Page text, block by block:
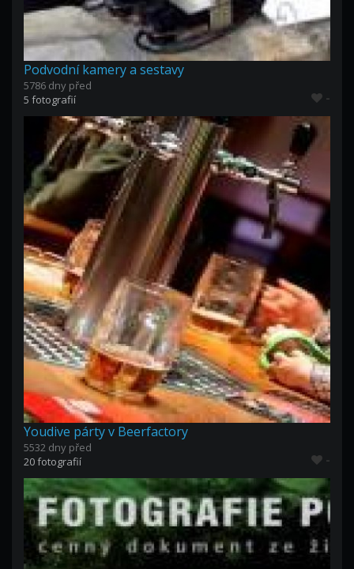
Podvodní kamery a sestavy
5786 dny před
5 fotografií
-
Youdive párty v Beerfactory
5532 dny před
20 fotografií
-